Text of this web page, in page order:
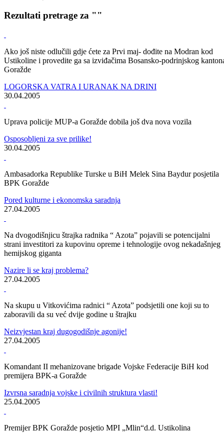
Vijesti
Ustikoline i provedite ga sa izviđačima Bosansko-podrinjskog
Goražde